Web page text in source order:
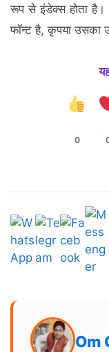
रूप से इंडेक्स होता है।
फॉन्ट है, कृपया उसका
0
Om